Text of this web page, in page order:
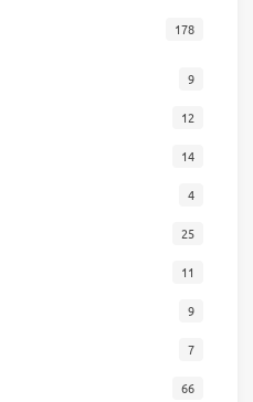
178
9
12
14
4
25
11
9
7
66